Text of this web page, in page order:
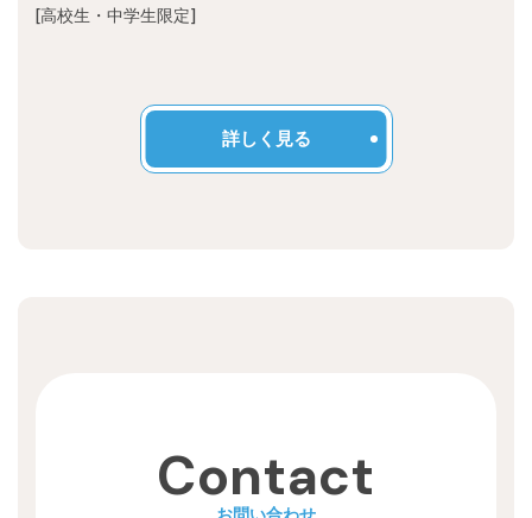
[高校生・中学生限定]
詳しく見る
Contact